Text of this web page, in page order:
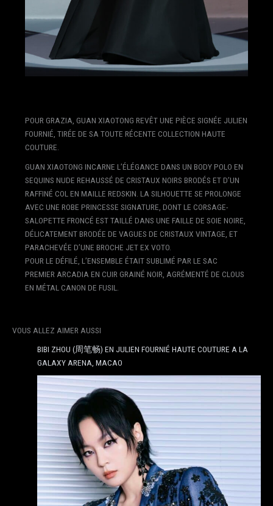
POUR GRAZIA, GUAN XIAOTONG REVÊT UNE PIÈCE SIGNÉE JULIEN
FOURNIÉ, TIRÉE DE SA TOUTE RÉCENTE COLLECTION HAUTE
COUTURE.
GUAN XIAOTONG INCARNE L’ÉLÉGANCE DANS UN BODY POLO EN
SEQUINS NUDE REHAUSSÉ DE CRISTAUX NOIRS BRODÉS ET D’UN
RAFFINÉ COL EN MAILLE REDSKIN. LA SILHOUETTE SE PROLONGE
AVEC UNE ROBE PRINCESSE SIGNATURE, DONT LE CORSAGE-
SALOPETTE FRONCÉ EST TAILLÉ DANS UNE FAILLE DE SOIE NOIRE,
DÉLICATEMENT BRODÉE DE VAGUES DE CRISTAUX VINTAGE, ET
PARACHEVÉE D’UNE BROCHE JET EX VOTO.
POUR LE DÉFILÉ, L’ENSEMBLE ÉTAIT SUBLIMÉ PAR LE SAC
PREMIER ARCADIA EN CUIR GRAINÉ NOIR, AGRÉMENTÉ DE CLOUS
EN MÉTAL CANON DE FUSIL.
VOUS ALLEZ AIMER AUSSI
BIBI ZHOU (周笔畅) EN JULIEN FOURNIÉ HAUTE COUTURE A LA
GALAXY ARENA, MACAO